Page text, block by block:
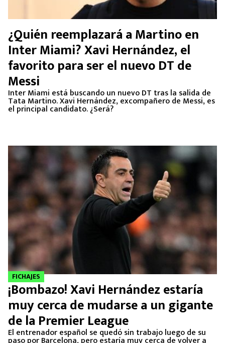
¿Quién reemplazará a Martino en
Inter Miami? Xavi Hernández, el
favorito para ser el nuevo DT de
Messi
Inter Miami está buscando un nuevo DT tras la salida de
Tata Martino. Xavi Hernández, excompañero de Messi, es
el principal candidato. ¿Será?
FICHAJES
¡Bombazo! Xavi Hernández estaría
muy cerca de mudarse a un gigante
de la Premier League
El entrenador español se quedó sin trabajo luego de su